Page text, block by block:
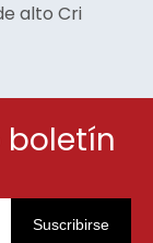
alto Cri
boletín
Suscribirse